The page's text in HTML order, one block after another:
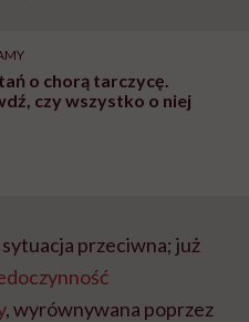
o chorą tarczycę.
czy wszystko o niej
przeciwna; już
, wyrównywana poprzez